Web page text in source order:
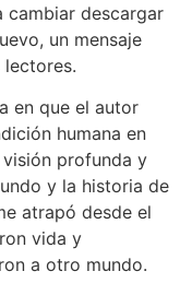
cambiar descargar
un mensaje
en que el autor
humana en
profunda y
y la historia de
atrapó desde el
vida y
a otro mundo.